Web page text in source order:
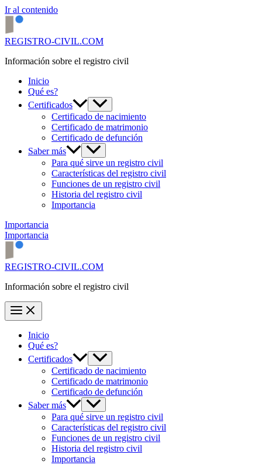
Ir al contenido
REGISTRO-CIVIL.COM
Información sobre el registro civil
Inicio
Qué es?
Certificados
Certificado de nacimiento
Certificado de matrimonio
Certificado de defunción
Saber más
Para qué sirve un registro civil
Características del registro civil
Funciones de un registro civil
Historia del registro civil
Importancia
Importancia
Importancia
REGISTRO-CIVIL.COM
Información sobre el registro civil
Inicio
Qué es?
Certificados
Certificado de nacimiento
Certificado de matrimonio
Certificado de defunción
Saber más
Para qué sirve un registro civil
Características del registro civil
Funciones de un registro civil
Historia del registro civil
Importancia